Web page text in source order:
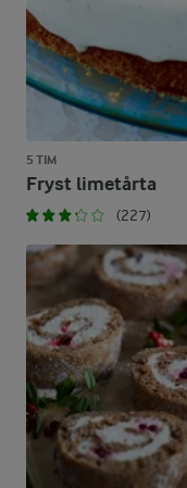
5 TIM
Fryst limetårta
(227)